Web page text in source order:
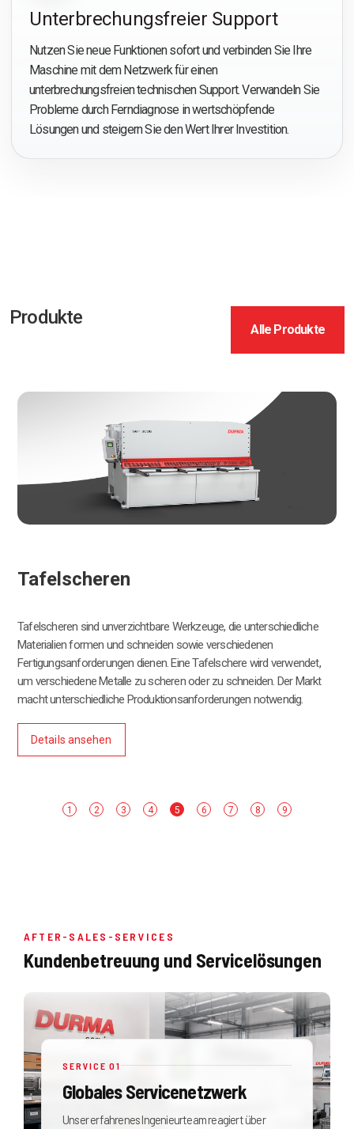
Unterbrechungsfreier Support
Nutzen Sie neue Funktionen sofort und verbinden Sie Ihre
Maschine mit dem Netzwerk für einen
unterbrechungsfreien technischen Support. Verwandeln Sie
Probleme durch Ferndiagnose in wertschöpfende
Lösungen und steigern Sie den Wert Ihrer Investition.
Produkte
Alle Produkte
sind unverzichtbare Werkzeuge, die unterschiedliche
formen und schneiden sowie verschiedenen
dienen. Eine Tafelschere wird verwendet,
Metalle zu scheren oder zu schneiden. Der Markt
Produktionsanforderungen notwendig.
ansehen
Durma
Formen
1 2 3 4 5 6 7 8 9
AFTER-SALES-SERVICES
Kundenbetreuung und Servicelösungen
public
SERVICE01
Globales Servicenetzwerk
Unser erfahrenes Ingenieurteam reagiert über